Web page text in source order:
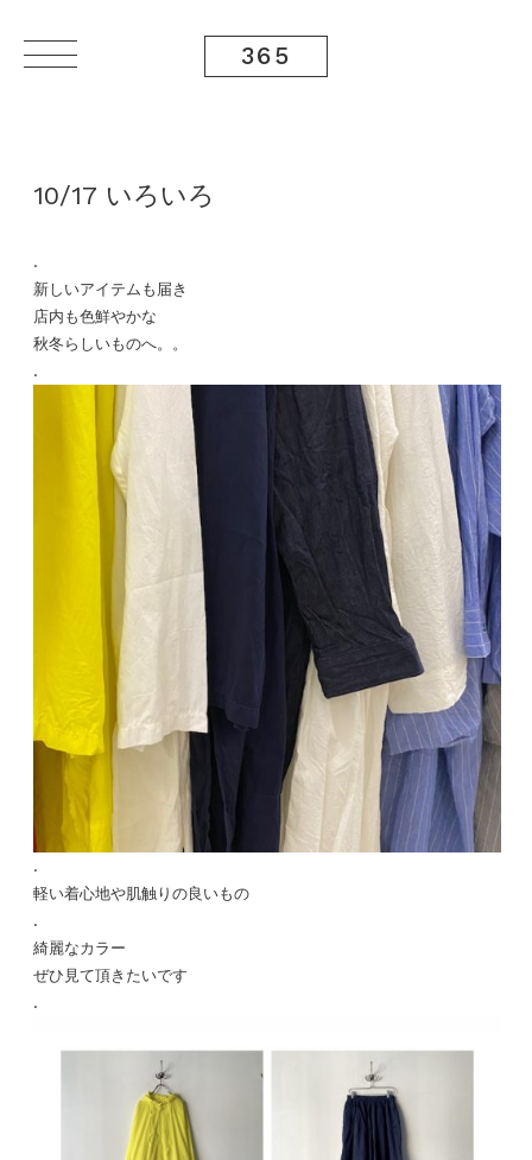
365
10/17 いろいろ
.
新しいアイテムも届き
店内も色鮮やかな
秋冬らしいものへ。。
.
.
軽い着心地や肌触りの良いもの
.
綺麗なカラー
ぜひ見て頂きたいです
.